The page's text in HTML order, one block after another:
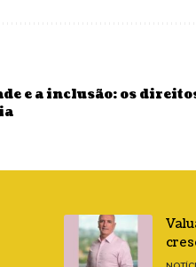
e a inclusão: os